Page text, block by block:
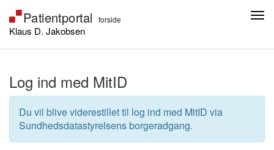
Klaus D. Jakobsen
Log ind med MitID
Du vil blive viderestillet til log ind med MitID via
Sundhedsdatastyrelsens borgeradgang.